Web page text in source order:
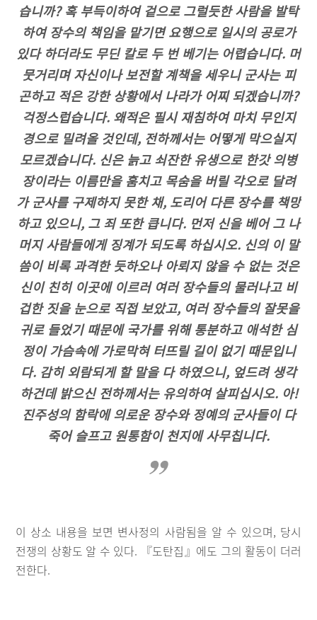
습니까? 혹 부득이하여 겉으로 그럴듯한 사람을 발탁
하여 장수의 책임을 맡기면 요행으로 일시의 공로가
있다 하더라도 무딘 칼로 두 번 베기는 어렵습니다. 머
뭇거리며 자신이나 보전할 계책을 세우니 군사는 피
곤하고 적은 강한 상황에서 나라가 어찌 되겠습니까?
걱정스럽습니다. 왜적은 필시 재침하여 마치 무인지
경으로 밀려올 것인데, 전하께서는 어떻게 막으실지
모르겠습니다. 신은 늙고 쇠잔한 유생으로 한갓 의병
장이라는 이름만을 훔치고 목숨을 버릴 각오로 달려
가 군사를 구제하지 못한 채, 도리어 다른 장수를 책망
하고 있으니, 그 죄 또한 큽니다. 먼저 신을 베어 그 나
머지 사람들에게 징계가 되도록 하십시오. 신의 이 말
씀이 비록 과격한 듯하오나 아뢰지 않을 수 없는 것은
신이 친히 이곳에 이르러 여러 장수들의 물러나고 비
겁한 짓을 눈으로 직접 보았고, 여러 장수들의 잘못을
귀로 들었기 때문에 국가를 위해 통분하고 애석한 심
정이 가슴속에 가로막혀 터뜨릴 길이 없기 때문입니
다. 감히 외람되게 할 말을 다 하였으니, 엎드려 생각
하건데 밝으신 전하께서는 유의하여 살피십시오. 아!
진주성의 함락에 의로운 장수와 정예의 군사들이 다
죽어 슬프고 원통함이 천지에 사무칩니다.
이 상소 내용을 보면 변사정의 사람됨을 알 수 있으며, 당시
전쟁의 상황도 알 수 있다. 『도탄집』에도 그의 활동이 더러
전한다.